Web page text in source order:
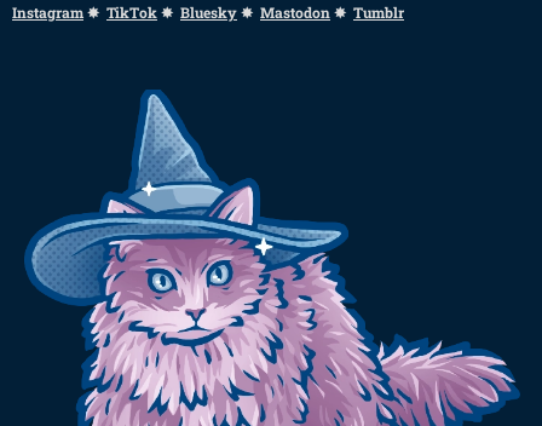
Instagram✸ TikTok✸ Bluesky✸ Mastodon ✸ Tumblr